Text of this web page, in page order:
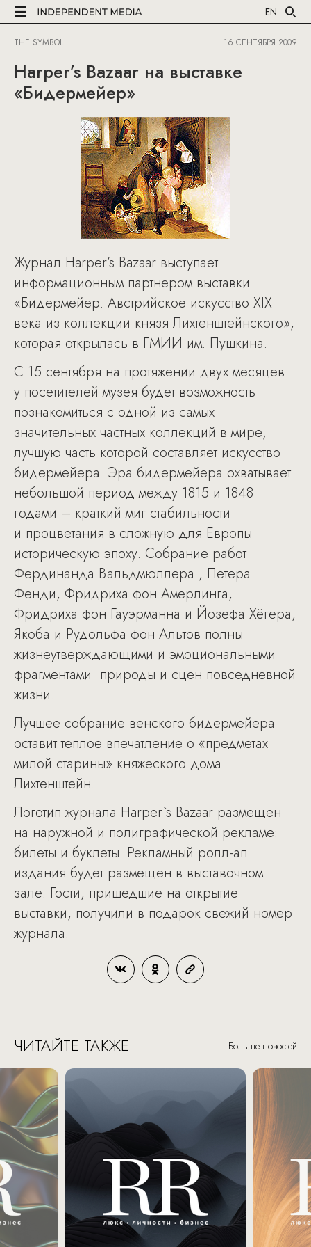
EN
THE SYMBOL 16 СЕНТЯБРЯ 2009
Harper’s Bazaar на выставке
«Бидермейер»
Журнал Harper’s Bazaar выступает
информационным партнером выставки
«Бидермейер. Австрийское искусство XIX
века из коллекции князя Лихтенштейнского»,
которая открылась в ГМИИ им. Пушкина.
C 15 сентября на протяжении двух месяцев
у посетителей музея будет возможность
познакомиться с одной из самых
значительных частных коллекций в мире,
лучшую часть которой составляет искусство
бидермейера. Эра бидермейера охватывает
небольшой период между 1815 и 1848
годами – краткий миг стабильности
и процветания в сложную для Европы
историческую эпоху. Собрание работ
Фердинанда Вальдмюллера , Петера
Фенди, Фридриха фон Амерлинга,
Фридриха фон Гауэрманна и Йозефа Хёгера,
Якоба и Рудольфа фон Альтов полны
жизнеутверждающими и эмоциональными
фрагментами природы и сцен повседневной
жизни.
Лучшее собрание венского бидермейера
оставит теплое впечатление о «предметах
милой старины» княжеского дома
Лихтенштейн.
Логотип журнала Harper`s Bazaar размещен
на наружной и полиграфической рекламе:
билеты и буклеты. Рекламный ролл-ап
издания будет размещен в выставочном
зале. Гости, пришедшие на открытие
выставки, получили в подарок свежий номер
журнала.
ЧИТАЙТЕ ТАКЖЕ Больше новостей